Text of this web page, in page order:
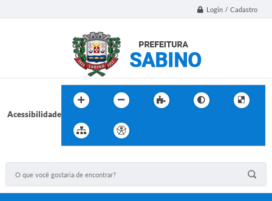
Login / Cadastro
Acessibilidade